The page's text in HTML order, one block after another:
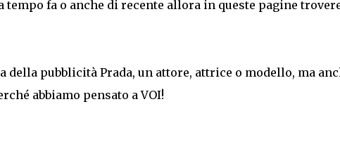
tempo fa o anche di recente allora in queste pagine
della pubblicità Prada, un attore, attrice o modello, ma
abbiamo pensato a VOI!